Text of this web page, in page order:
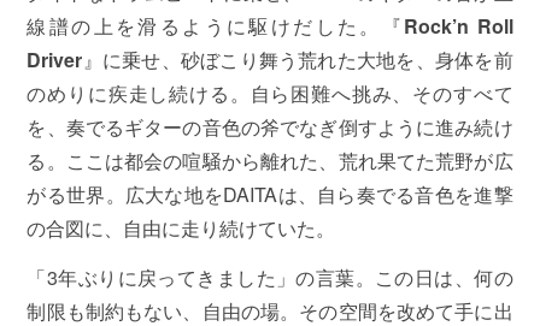
線譜の上を滑るように駆けだした。『Rock’n Roll
Driver』に乗せ、砂ぼこり舞う荒れた大地を、身体を前
のめりに疾走し続ける。自ら困難へ挑み、そのすべて
を、奏でるギターの音色の斧でなぎ倒すように進み続け
る。ここは都会の喧騒から離れた、荒れ果てた荒野が広
がる世界。広大な地をDAITAは、自ら奏でる音色を進撃
の合図に、自由に走り続けていた。
「3年ぶりに戻ってきました」の言葉。この日は、何の
制限も制約もない、自由の場。その空間を改めて手に出